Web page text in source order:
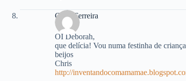
Chris Ferreira
OI Deborah,
que delícia! Vou numa festinha de
beijos
Chris
http://